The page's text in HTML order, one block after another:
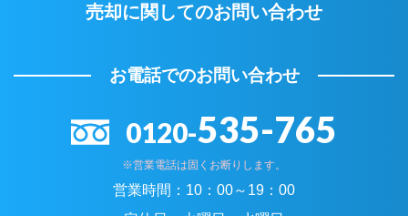
売却に関してのお問い合わせ
お電話でのお問い合わせ
0120-535-765
※営業電話は固くお断りします。
営業時間： 10：00～19：00